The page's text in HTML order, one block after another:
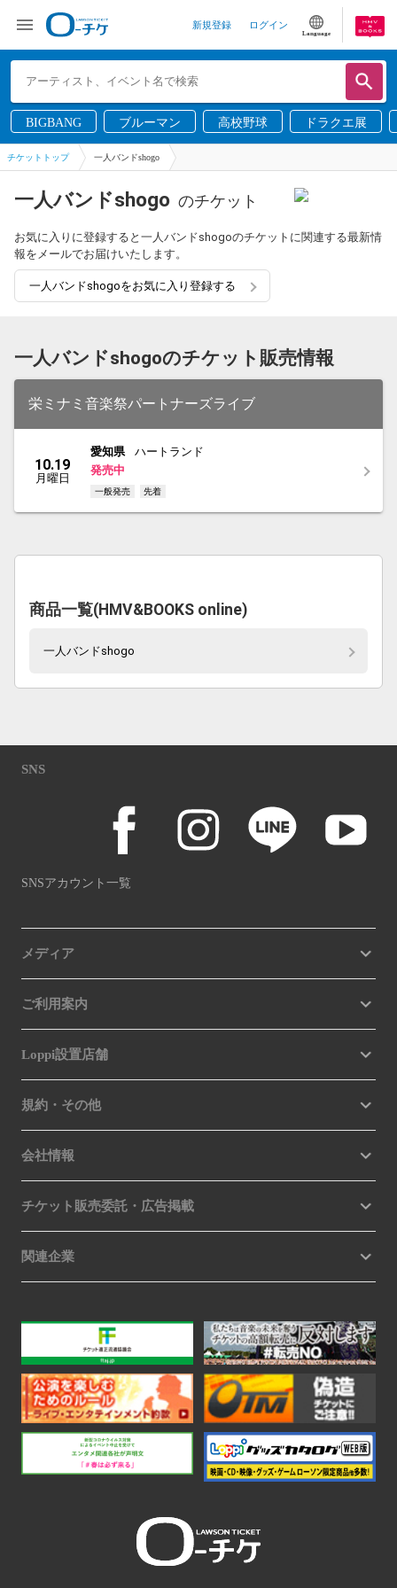
新規登録 ログイン
Language
BIGBANG ブルーマン 高校野球 ドラクエ展
チケットトップ 一人バンドshogo
一人バンドshogo のチケット
お気に入りに登録すると一人バンドshogoのチケットに関連する最新情
報をメールでお届けいたします。
一人バンドshogoをお気に入り登録する
一人バンドshogoのチケット販売情報
栄ミナミ音楽祭パートナーズライブ
10.19
月曜日
愛知県
ハートランド
発売中
一般発売 先着
商品一覧(HMV&BOOKS online)
一人バンドshogo
SNS
SNSアカウント一覧
メディア
ご利用案内
Loppi設置店舗
規約・その他
会社情報
チケット販売委託・広告掲載
関連企業